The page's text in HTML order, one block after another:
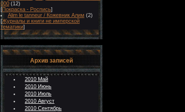
000 (12)
[Покраска - Роспись]
Alim le tanneur / Кожевник Алим (2)
[Журналы и книги не имперской
тематики]
Архив записей
2010 Май
2010 Июнь
2010 Июль
2010 Август
2010 Сентябрь